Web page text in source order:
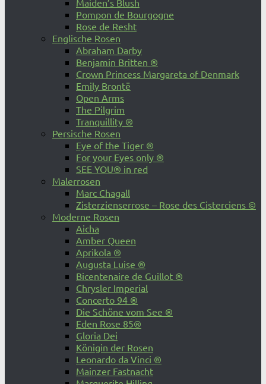
Maiden’s Blush
Pompon de Bourgogne
Rose de Resht
Englische Rosen
Abraham Darby
Benjamin Britten ®
Crown Princess Margareta of Denmark
Emily Brontë
Open Arms
The Pilgrim
Tranquillity ®
Persische Rosen
Eye of the Tiger ®
For your Eyes only ®
SEE YOU® in red
Malerrosen
Marc Chagall
Zisterzienserrose – Rose des Cisterciens ©
Moderne Rosen
Aicha
Amber Queen
Aprikola ®
Augusta Luise ®
Bicentenaire de Guillot ®
Chrysler Imperial
Concerto 94 ®
Die Schöne vom See ®
Eden Rose 85®
Gloria Dei
Königin der Rosen
Leonardo da Vinci ®
Mainzer Fastnacht